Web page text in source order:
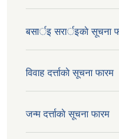
बसार्इ सरार्इकाे सूचना
विवाह दर्त्ताकाे सूचना फारम
जन्म दर्त्ताकाे सूचना फारम